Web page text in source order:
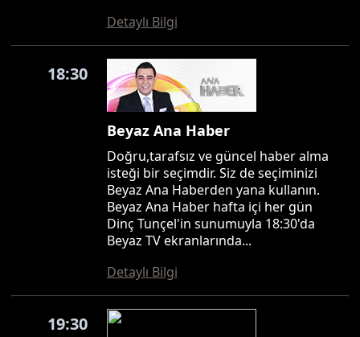
Detaylı Bilgi
18:30
Beyaz Ana Haber
Doğru,tarafsız ve güncel haber alma
isteği bir seçimdir. Siz de seçiminizi
Beyaz Ana Haberden yana kullanın.
Beyaz Ana Haber hafta içi her gün
Dinç Tunçel'in sunumuyla 18:30'da
Beyaz TV ekranlarında...
Detaylı Bilgi
19:30